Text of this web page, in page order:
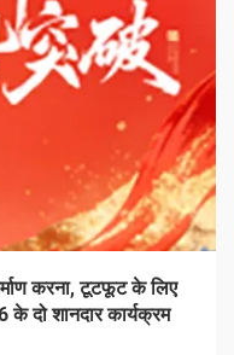
करना, टूटफूट के लिए
दो शानदार कार्यक्रम